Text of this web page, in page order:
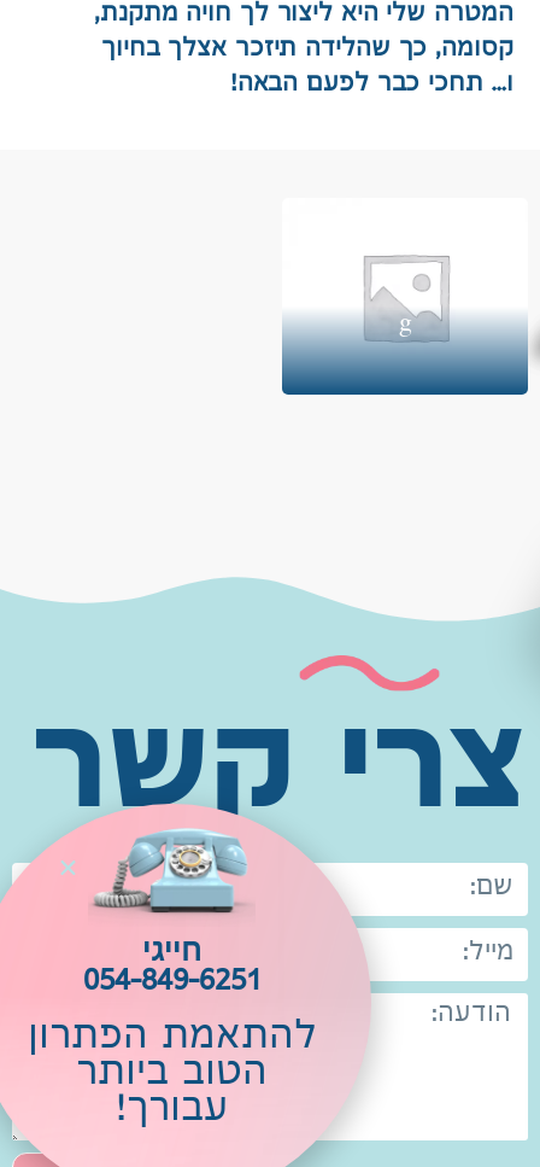
המטרה שלי היא ליצור לך חויה מתקנת,
קסומה, כך שהלידה תיזכר אצלך בחיוך
ו… תחכי כבר לפעם הבאה!
g
צרי קשר
חייגי
054-849-6251
להתאמת הפתרון
הטוב ביותר
עבורך!